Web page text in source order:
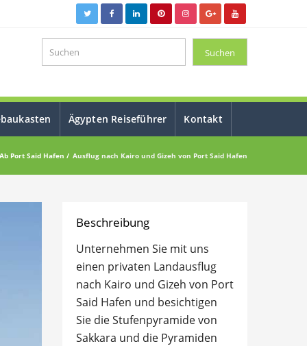
Ägypten Reiseführer Kontakt
Ab Port Said Hafen Ausflug nach Kairo und Gizeh von Port Said Hafen
Beschreibung
Unternehmen Sie mit uns
einen privaten Landausflug
nach Kairo und Gizeh von Port
Said Hafen und besichtigen
Sie die Stufenpyramide von
Sakkara und die Pyramiden